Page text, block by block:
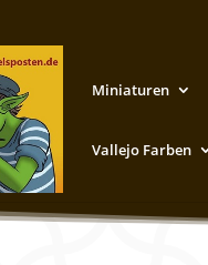
Miniaturen
Vallejo Farben